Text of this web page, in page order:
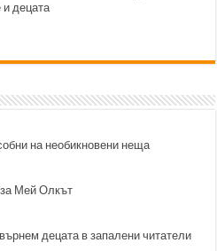
децата
на необикновени неща
Мей Олкът
децата в запалени читатели